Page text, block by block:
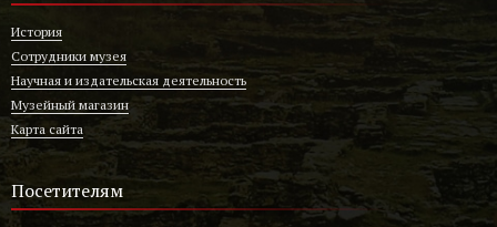
История
Сотрудники музея
Научная и издательская деятельность
Музейный магазин
Карта сайта
Посетителям